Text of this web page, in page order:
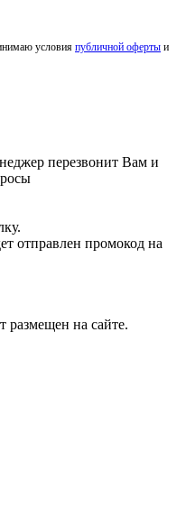
условия публичной оферты и
перезвонит Вам и
отправлен промокод на
размещен на сайте.